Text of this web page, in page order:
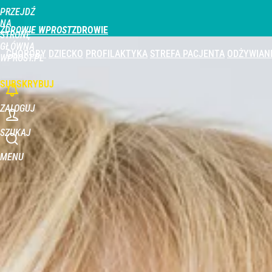
PRZEJDŹ
NA
STRONĘ
GŁÓWNĄ
WPROST.PL
ZDROWIE WPROST
CHOROBY DZIECKO PROFILAKTYKA STREFA PACJENTA
SUBSKRYBUJ
ZALOGUJ
SZUKAJ
MENU